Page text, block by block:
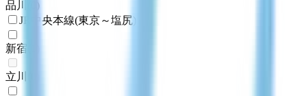
品川
)
JR中央本線(東京～塩尻)
新宿
立川